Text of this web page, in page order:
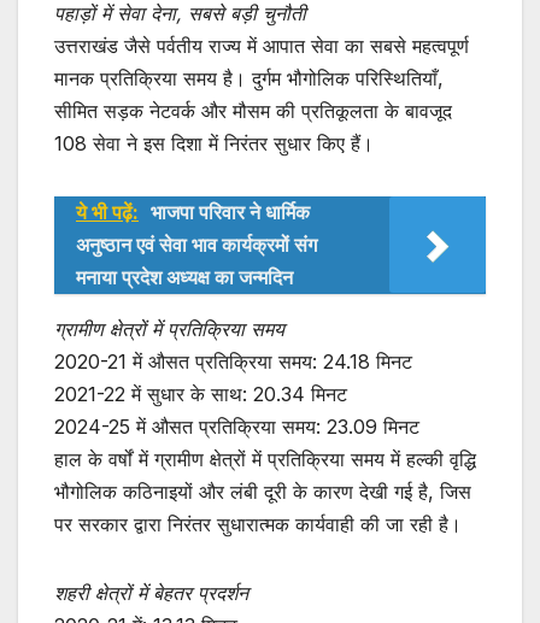
पहाड़ों में सेवा देना, सबसे बड़ी चुनौती
उत्तराखंड जैसे पर्वतीय राज्य में आपात सेवा का सबसे महत्वपूर्ण
मानक प्रतिक्रिया समय है। दुर्गम भौगोलिक परिस्थितियाँ,
सीमित सड़क नेटवर्क और मौसम की प्रतिकूलता के बावजूद
108 सेवा ने इस दिशा में निरंतर सुधार किए हैं।
ये भी पढ़ें: भाजपा परिवार ने धार्मिक
अनुष्ठान एवं सेवा भाव कार्यक्रमों संग
मनाया प्रदेश अध्यक्ष का जन्मदिन
ग्रामीण क्षेत्रों में प्रतिक्रिया समय
2020-21 में औसत प्रतिक्रिया समय: 24.18 मिनट
2021-22 में सुधार के साथ: 20.34 मिनट
2024-25 में औसत प्रतिक्रिया समय: 23.09 मिनट
हाल के वर्षों में ग्रामीण क्षेत्रों में प्रतिक्रिया समय में हल्की वृद्धि
भौगोलिक कठिनाइयों और लंबी दूरी के कारण देखी गई है, जिस
पर सरकार द्वारा निरंतर सुधारात्मक कार्यवाही की जा रही है।
शहरी क्षेत्रों में बेहतर प्रदर्शन